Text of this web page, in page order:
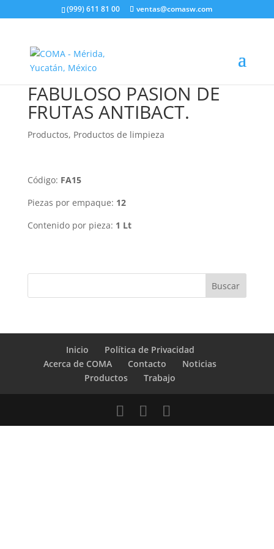
(999) 611 81 00 ventas@comasw.com
FABULOSO PASION DE
FRUTAS ANTIBACT.
Productos, Productos de limpieza
Código: FA15
Piezas por empaque: 12
Contenido por pieza: 1 Lt
Inicio
Política de Privacidad
Acerca de COMA
Contacto
Noticias
Productos
Trabajo